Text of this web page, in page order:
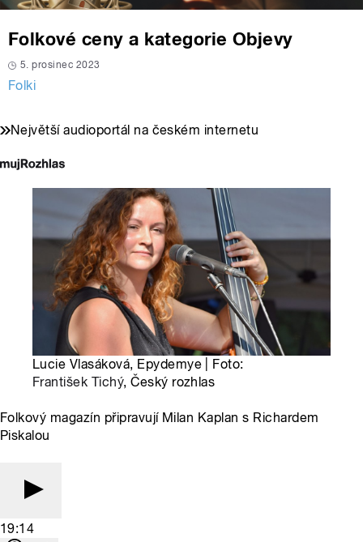
Folkové ceny a kategorie Objevy
5. prosinec 2023
Folki
Největší audioportál na českém internetu
Lucie Vlasáková, Epydemye | Foto:
František Tichý, Český rozhlas
Folkový magazín připravují Milan Kaplan s Richardem
Piskalou
19:14